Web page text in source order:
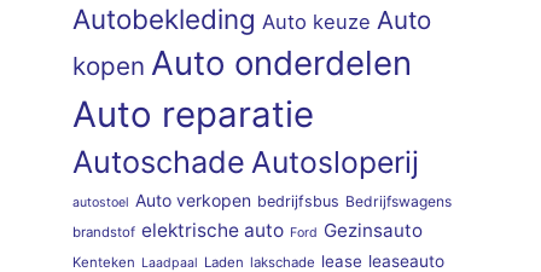
Autobekleding Auto keuze Auto
kopen Auto onderdelen
Auto reparatie
Autoschade Autosloperij
autostoel Auto verkopen bedrijfsbus Bedrijfswagens
brandstof elektrische auto Ford Gezinsauto
Kenteken Laadpaal Laden lakschade lease leaseauto